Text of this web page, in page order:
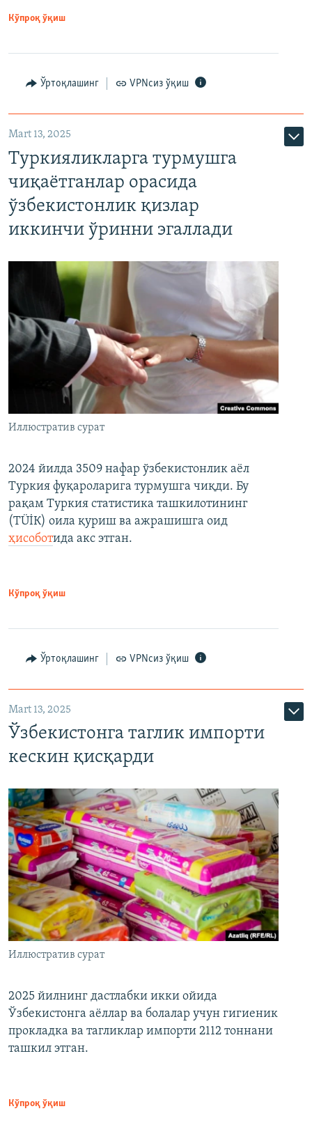
Кўпроқ ўқиш
Ўртоқлашинг VPNсиз ўқиш
Mart 13, 2025
Туркияликларга турмушга
чиқаётганлар орасида
ўзбекистонлик қизлар
иккинчи ўринни эгаллади
Иллюстратив сурат
2024 йилда 3509 нафар ўзбекистонлик аёл
Туркия фуқароларига турмушга чиқди. Бу
рақам Туркия статистика ташкилотининг
(ТÜİК) оила қуриш ва ажрашишга оид
ҳисоботида акс этган.
Кўпроқ ўқиш
Ўртоқлашинг VPNсиз ўқиш
Mart 13, 2025
Ўзбекистонга таглик импорти
кескин қисқарди
Иллюстратив сурат
2025 йилнинг дастлабки икки ойида
Ўзбекистонга аёллар ва болалар учун гигиеник
прокладка ва тагликлар импорти 2112 тоннани
ташкил этган.
Кўпроқ ўқиш